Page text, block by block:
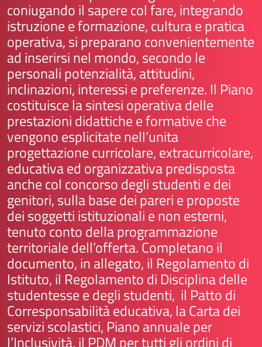
coniugando il sapere col fare, integrando
istruzione e formazione, cultura e pratica
operativa, si preparano convenientemente
ad inserirsi nel mondo, secondo le
personali potenzialità, attitudini,
inclinazioni, interessi e preferenze. Il Piano
costituisce la sintesi operativa delle
prestazioni didattiche e formative che
vengono esplicitate nell’unita
progettazione curricolare, extracurricolare,
educativa ed organizzativa predisposta
anche col concorso degli studenti e dei
genitori, sulla base dei pareri e proposte
dei soggetti istituzionali e non esterni,
tenuto conto della programmazione
territoriale dell’offerta. Completano il
documento, in allegato, il Regolamento di
Istituto, il Regolamento di Disciplina delle
studentesse e degli studenti, il Patto di
Corresponsabilità educativa, la Carta dei
servizi scolastici, Piano annuale per
l’Inclusività, il PDM per tutti gli ordini di